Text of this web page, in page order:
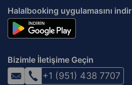
Ilshofen
Ittlingen
Jettingen
Kirchberg an der Jagst
Kirchheim am Ries
Halalbooking uygulamasını indir
Bizimle İletişime Geçin
+1 (951) 438 7707